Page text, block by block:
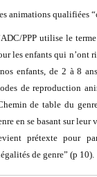
animations qualifiées
PPP utilise le
les enfants qui n’ont
enfants, de 2 à 8
de reproduction
de table du
en se basant sur
prétexte pour
de genre” (p 10).